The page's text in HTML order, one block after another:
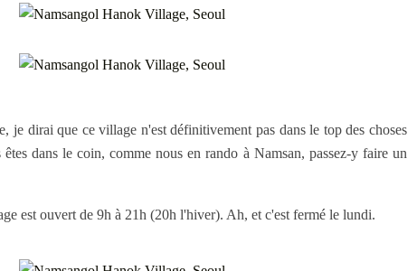
je dirai que ce village n'est définitivement pas dans le top des choses
dans le coin, comme nous en rando à Namsan, passez-y faire un
est ouvert de 9h à 21h (20h l'hiver). Ah, et c'est fermé le lundi.